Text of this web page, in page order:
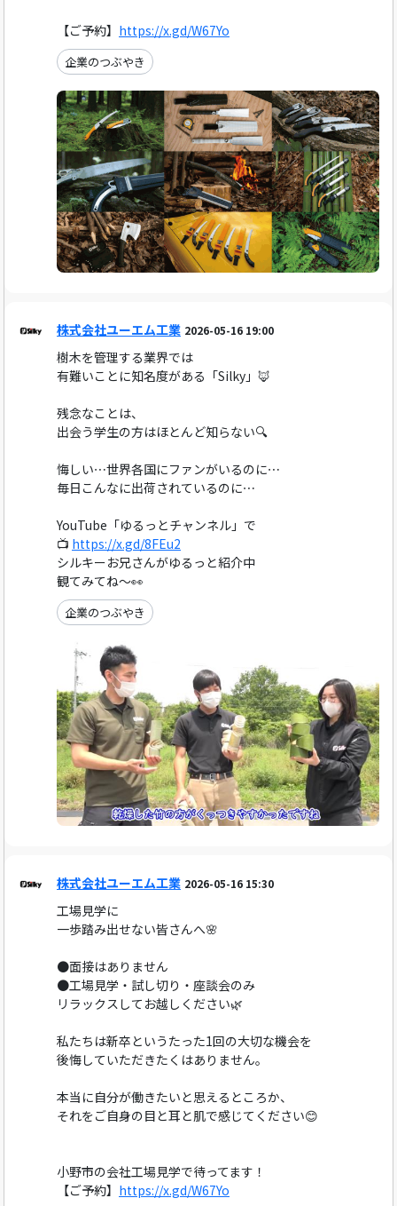
【ご予約】 https://x.gd/W67Yo
企業のつぶやき
株式会社ユーエム工業 2026-05-16 19:00
樹木を管理する業界では
有難いことに知名度がある「Silky」🦊
残念なことは、
出会う学生の方はほとんど知らない🔍️
悔しい⋯世界各国にファンがいるのに⋯
毎日こんなに出荷されているのに⋯
YouTube「ゆるっとチャンネル」で
📺 https://x.gd/8FEu2
シルキーお兄さんがゆるっと紹介中
観てみてね～👀
企業のつぶやき
株式会社ユーエム工業 2026-05-16 15:30
工場見学に
一歩踏み出せない皆さんへ🌸
●面接はありません
●工場見学・試し切り・座談会のみ
リラックスしてお越しください🌿
私たちは新卒というたった1回の大切な機会を
後悔していただきたくはありません。
本当に自分が働きたいと思えるところか、
それをご自身の目と耳と肌で感じてください😊
小野市の会社工場見学で待ってます！
【ご予約】 https://x.gd/W67Yo